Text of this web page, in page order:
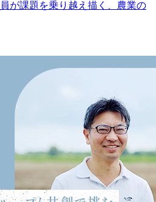
が課題を乗り越え描く、農業の